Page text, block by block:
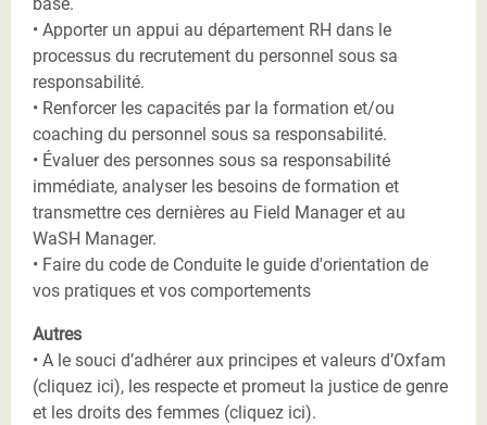
• Apporter un appui au département RH dans le
processus du recrutement du personnel sous sa
responsabilité.
• Renforcer les capacités par la formation et/ou
coaching du personnel sous sa responsabilité.
• Évaluer des personnes sous sa responsabilité
immédiate, analyser les besoins de formation et
transmettre ces dernières au Field Manager et au
WaSH Manager.
• Faire du code de Conduite le guide d'orientation de
vos pratiques et vos comportements
Autres
• A le souci d’adhérer aux principes et valeurs d’Oxfam
(cliquez ici), les respecte et promeut la justice de genre
et les droits des femmes (cliquez ici).